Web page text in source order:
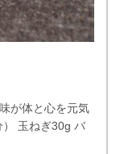
が体と心を元気
玉ねぎ30g バ